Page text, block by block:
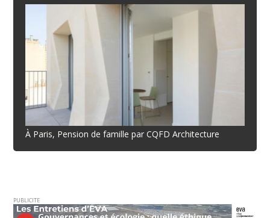
À Paris, Pension de famille par CQFD Architecture
PUBLICITE